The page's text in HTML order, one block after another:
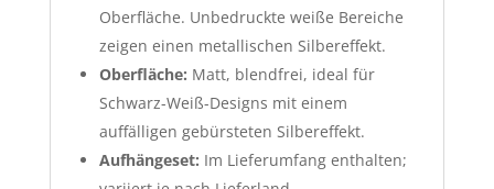
Oberfläche. Unbedruckte weiße Bereiche
zeigen einen metallischen Silbereffekt.
Oberfläche: Matt, blendfrei, ideal für
Schwarz-Weiß-Designs mit einem
auffälligen gebürsteten Silbereffekt.
Aufhängeset: Im Lieferumfang enthalten;